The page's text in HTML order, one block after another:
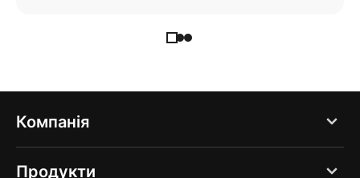
Компанія
Блоґ
Продукти